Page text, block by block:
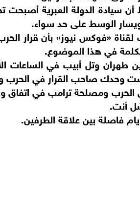
سيادة الدولة العبرية أصبحت
ويسار الوسط على حد سواء.
«فوكس نيوز» بأن قرار
في هذا الموضوع.
طهران وتل أبيب في الساعات
وحدك صاحب القرار في الحرب
الحرب ومصلحة ترامب في
أنت.
فاصلة بين علاقة الطرفين.